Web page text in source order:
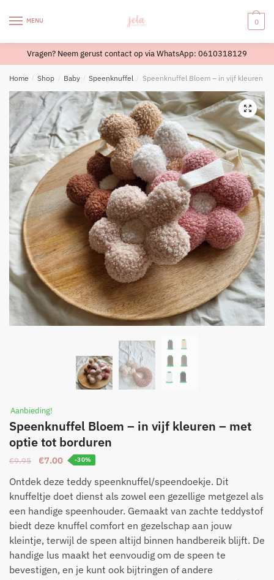
MENU 0
Vragen? Neem gerust contact op via WhatsApp: 0610318129
Home / Shop / Baby / Speenknuffel / Speenknuffel Bloem – in vijf kleuren –
Aanbieding!
Speenknuffel Bloem – in vijf kleuren – met
optie tot borduren
€9.95
Oorspronkelijke
was:
€9.95.
€7.00Huidige
is:
€7.00.
-30%
Ontdek deze teddy speenknuffel/speendoekje. Dit
knuffeltje doet dienst als zowel een gezellige metgezel als
een handige speenhouder. Gemaakt van zachte teddystof
biedt deze knuffel comfort en gezelschap aan jouw
kleintje, terwijl de speen altijd binnen handbereik blijft. De
handige lus maakt het eenvoudig om de speen te
bevestigen, en je kunt ook bijtringen of andere